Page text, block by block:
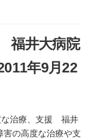
福井大病院
年9月22
な治療、支援 福井
の高度な治療や支